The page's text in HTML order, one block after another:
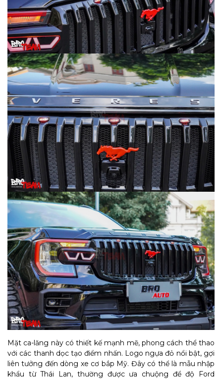
Mặt ca-lăng này có thiết kế mạnh mẽ, phong cách thể thao
với các thanh dọc tạo điểm nhấn. Logo ngựa đỏ nổi bật, gợi
liên tưởng đến dòng xe cơ bắp Mỹ. Đây có thể là mẫu nhập
khẩu từ Thái Lan, thường được ưa chuộng để độ Ford